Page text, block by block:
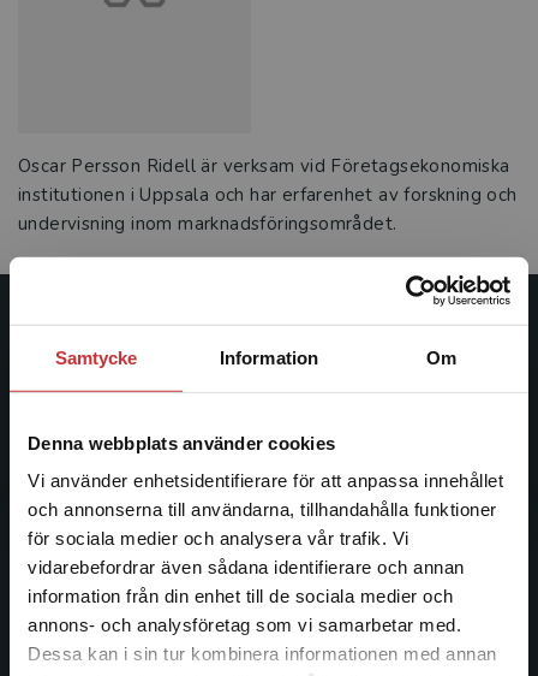
Samtycke Information Om
Denna webbplats använder cookies
Vi använder enhetsidentifierare för att anpassa innehållet
och annonserna till användarna, tillhandahålla funktioner
för sociala medier och analysera vår trafik. Vi
vidarebefordrar även sådana identifierare och annan
information från din enhet till de sociala medier och
annons- och analysföretag som vi samarbetar med.
Dessa kan i sin tur kombinera informationen med annan
Begränsad fraktregion
Oscar Persson Ridell är verksam vid Företagsekonomiska
institutionen i Uppsala och har erfarenhet av forskning och
undervisning inom marknadsföringsområdet.
Studentlitteratur
Studentlitteratur grundades 1963 och är idag Sveriges
facklitteratur, utbildningar och digitala
informationstjänster i utbudet, finns Studentlitteratur med
längs hela kunskapsresan.
Kontakta oss
Kontakta oss